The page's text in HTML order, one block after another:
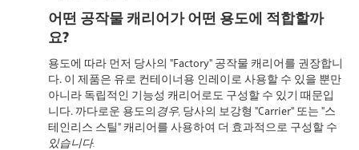
어떤 공작물 캐리어가 어떤 용도에 적합할까
요?
용도에 따라 먼저 당사의 "Factory" 공작물 캐리어를 권장합니
다. 이 제품은 유로 컨테이너용 인레이로 사용할 수 있을 뿐만
아니라 독립적인 기능성 캐리어로도 구성할 수 있기 때문입
니다. 까다로운 용도의 경우, 당사의 보강형 "Carrier" 또는 "스
테인리스 스틸" 캐리어를 사용하여 더 효과적으로 구성할 수
있습니다.